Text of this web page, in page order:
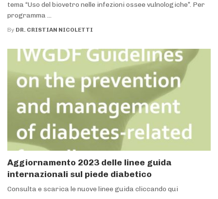
tema “Uso del biovetro nelle infezioni ossee vulnologiche”. Per
programma ...
By DR. CRISTIAN NICOLETTI
Aggiornamento 2023 delle linee guida
internazionali sul piede diabetico
Consulta e scarica le nuove linee guida cliccando qui